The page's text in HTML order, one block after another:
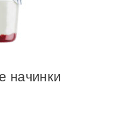
начинки